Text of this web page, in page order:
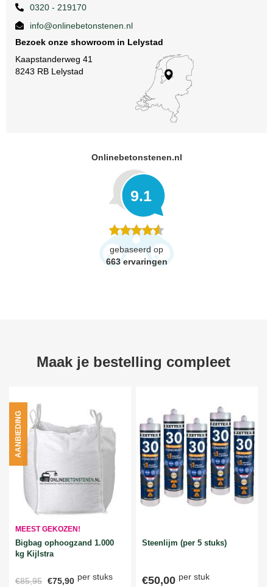
0320 - 219170
info@onlinebetonstenen.nl
Bezoek onze showroom in Lelystad
Kaapstanderweg 41
8243 RB Lelystad
Onlinebetonstenen.nl
9.1
gebaseerd op
663 ervaringen
Maak je bestelling compleet
MEEST GEKOZEN!
Bigbag ophoogzand 1.000
kg Kijlstra
€85,95 €75,90 per stuks
AANBIEDING
Steenlijm (per 5 stuks)
€50,00 per stuk